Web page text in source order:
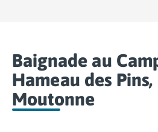
Camping Ghisonaccia
Camping Saint-Florent
Camping Franche-Comté
Camping Doubs
Camping Jura
Baignade au
Hameau des Pins,
Moutonne